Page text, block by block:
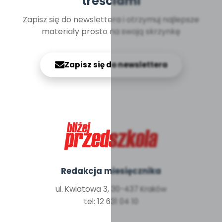
Zapisz się do newslettera i otrzymuj najlepsze
materiały prosto na swoją skrzynkę
Zapisz się do newslettera
Redakcja miesięcznika
ul. Kwiatowa 3, 30-437 Kraków
tel: 12 631 04 10